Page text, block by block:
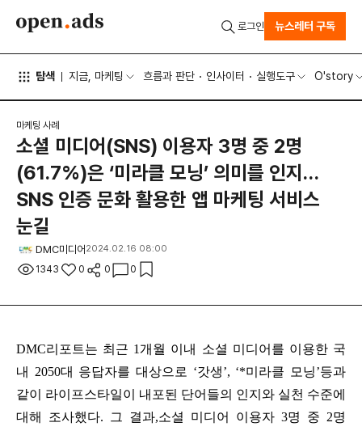
탐색 지금, 마케팅 흐름과 판단 인사이터 실행도구 O'story
로그인 뉴스레터 구독
마케팅 사례
소셜 미디어(SNS) 이용자 3명 중 2명
(61.7%)은 ‘미라클 모닝’ 의미를 인지…
SNS 인증 문화 활용한 앱 마케팅 서비스
눈길
DMC미디어 2024.02.16 08:00
1343 0 0 0
DMC리포트는 최근 1개월 이내 소셜 미디어를 이용한 국
내 2050대 응답자를 대상으로 ‘갓생’, ‘*미라클 모닝’등과
같이 라이프스타일이 내포된 단어들의 인지와 실천 수준에
대해 조사했다. 그 결과,소셜 미디어 이용자 3명 중 2명